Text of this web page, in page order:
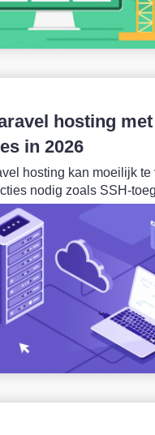
hosting met
in 2026
hosting kan moeilijk te
nodig zoals SSH-